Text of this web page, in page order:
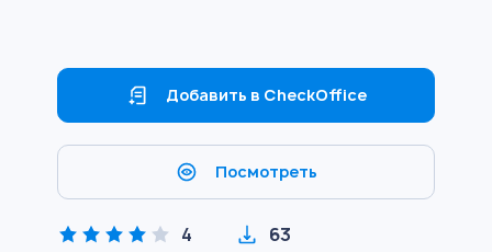
Добавить в CheckOffice
Посмотреть
4 63